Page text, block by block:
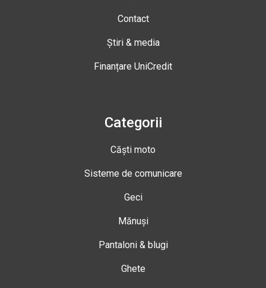
Contact
Știri & media
Finanțare UniCredit
Categorii
Căști moto
Sisteme de comunicare
Geci
Mănuși
Pantaloni & blugi
Ghete